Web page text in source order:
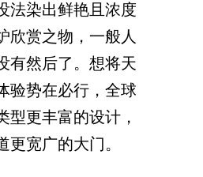
法染出鲜艳且浓度
欣赏之物，一般人
有然后了。想将天
验势在必行，全球
更丰富的设计，
宽广的大门。